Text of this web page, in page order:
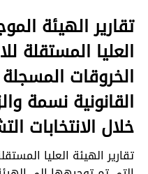
تقارير الهيئة
العليا المستقلة
الخروقات المسجلة
القانونية نسمة
خلال الانتخابات
تقارير الهيئة العليا
Français